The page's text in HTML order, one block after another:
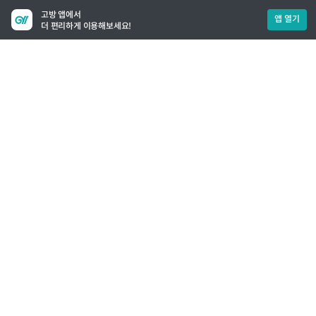
고방 앱에서
더 편리하게 이용해보세요!
앱 열기